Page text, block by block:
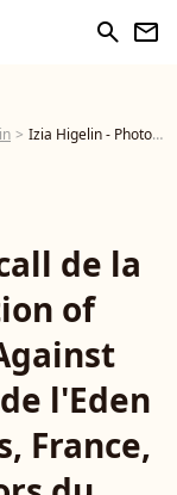
search newsletter
Izia Higelin - Photocall de la soirée "24th edition of AmfAR's Cinema Against AIDS" Gala à l'hôtel de l'Eden Roc au Cap d'Antibes, France, le 25 mai 2017, lors du 70ème Festival International du Film de Cannes. © Borde-Jacovides-Moreau/Bestimage - Photo
de la
of
l'Eden
France,